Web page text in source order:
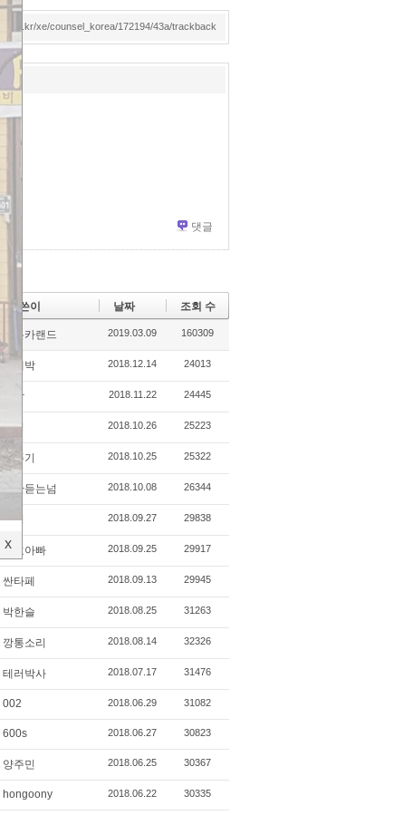
X
X
xe/counsel_korea/172194/43a/trackback
댓글
글쓴이 날짜 조회 수
조은카랜드 2019.03.09 160309
운대박 2018.12.14 24013
킹박 2018.11.22 24445
민성 2018.10.26 25223
오뚜기 2018.10.25 25322
말안듣는넘 2018.10.08 26344
우성 2018.09.27 29838
우호아빠 2018.09.25 29917
싼타페 2018.09.13 29945
박한슬 2018.08.25 31263
깡통소리 2018.08.14 32326
테러박사 2018.07.17 31476
002 2018.06.29 31082
600s 2018.06.27 30823
양주민 2018.06.25 30367
hongoony 2018.06.22 30335